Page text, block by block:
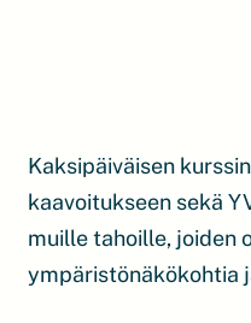
Kaksipäiväisen
kaavoitukseen sekä
muille tahoille, joiden
ympäristönäkökohtia